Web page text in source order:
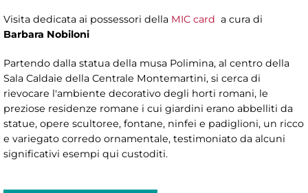
Visita dedicata ai possessori della MIC card a cura di
Barbara Nobiloni
Partendo dalla statua della musa Polimina, al centro della
Sala Caldaie della Centrale Montemartini, si cerca di
rievocare l'ambiente decorativo degli horti romani, le
preziose residenze romane i cui giardini erano abbelliti da
statue, opere scultoree, fontane, ninfei e padiglioni, un ricco
e variegato corredo ornamentale, testimoniato da alcuni
significativi esempi qui custoditi.